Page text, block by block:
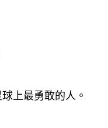
上最勇敢的人。